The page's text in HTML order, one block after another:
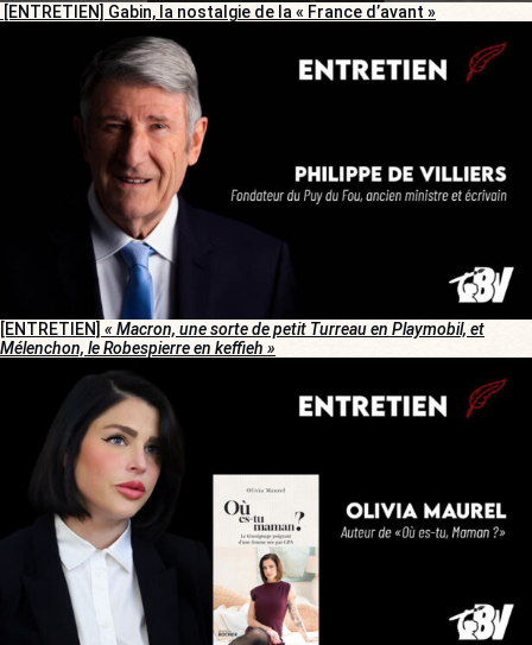
[ENTRETIEN] Gabin, la nostalgie de la « France d’avant »
[ENTRETIEN] « Macron, une sorte de petit Turreau en Playmobil, et
Mélenchon, le Robespierre en keffieh »